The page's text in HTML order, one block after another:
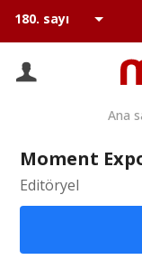
Ana
Moment
Editöryel